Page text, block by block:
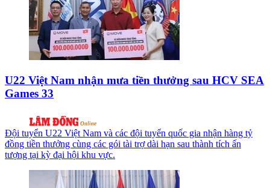
U22 Việt Nam nhận mưa tiền thưởng sau HCV SEA
Games 33
Đội tuyển U22 Việt Nam và các đội tuyển quốc gia nhận hàng tỷ
đồng tiền thưởng cùng các gói tài trợ dài hạn sau thành tích ấn
tượng tại kỳ đại hội khu vực.